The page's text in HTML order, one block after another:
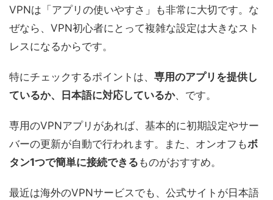
VPNは「アプリの使いやすさ」も非常に大切です。な
ぜなら、VPN初心者にとって複雑な設定は大きなスト
レスになるからです。
特にチェックするポイントは、 専用のアプリを提供し
ているか、日本語に対応しているか、です。
専用のVPNアプリがあれば、基本的に初期設定やサー
バーの更新が自動で行われます。また、オンオフもボ
タン1つで簡単に接続できる ものがおすすめ。
最近は海外のVPNサービスでも、公式サイトが日本語